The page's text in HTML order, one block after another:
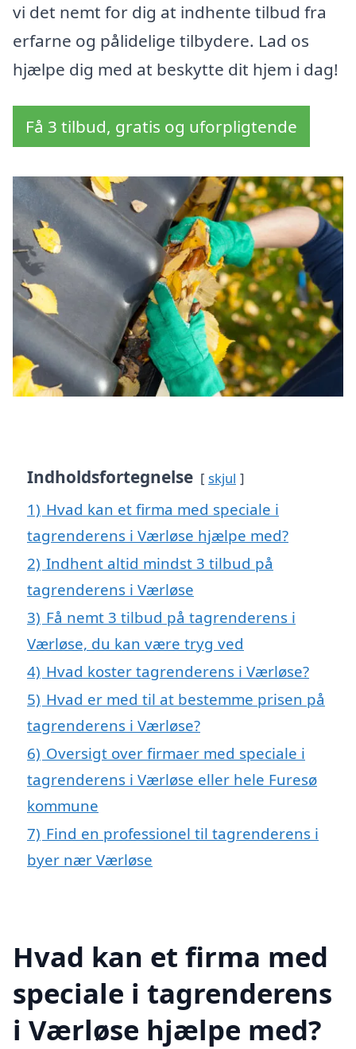
vi det nemt for dig at indhente tilbud fra
erfarne og pålidelige tilbydere. Lad os
hjælpe dig med at beskytte dit hjem i dag!
Få 3 tilbud, gratis og uforpligtende
Indholdsfortegnelse skjul
1) Hvad kan et firma med speciale i
tagrenderens i Værløse hjælpe med?
2) Indhent altid mindst 3 tilbud på
tagrenderens i Værløse
3) Få nemt 3 tilbud på tagrenderens i
Værløse, du kan være tryg ved
4) Hvad koster tagrenderens i Værløse?
5) Hvad er med til at bestemme prisen på
tagrenderens i Værløse?
6) Oversigt over firmaer med speciale i
tagrenderens i Værløse eller hele Furesø
kommune
7) Find en professionel til tagrenderens i
byer nær Værløse
Hvad kan et firma med
speciale i tagrenderens
i Værløse hjælpe med?